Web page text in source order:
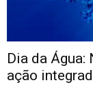
Dia da Água:
ação